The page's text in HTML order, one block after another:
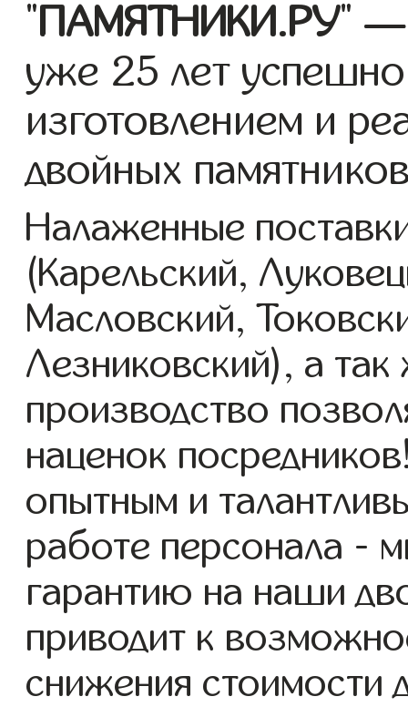
"ПАМЯТНИКИ.РУ" —
уже 25 лет
изготовлением и
двойных
Налаженные
(Карельский,
Масловский,
Лезниковский), а
производство
наценок
опытным и
работе персонала -
гарантию на наши
приводит к
снижения стоимости